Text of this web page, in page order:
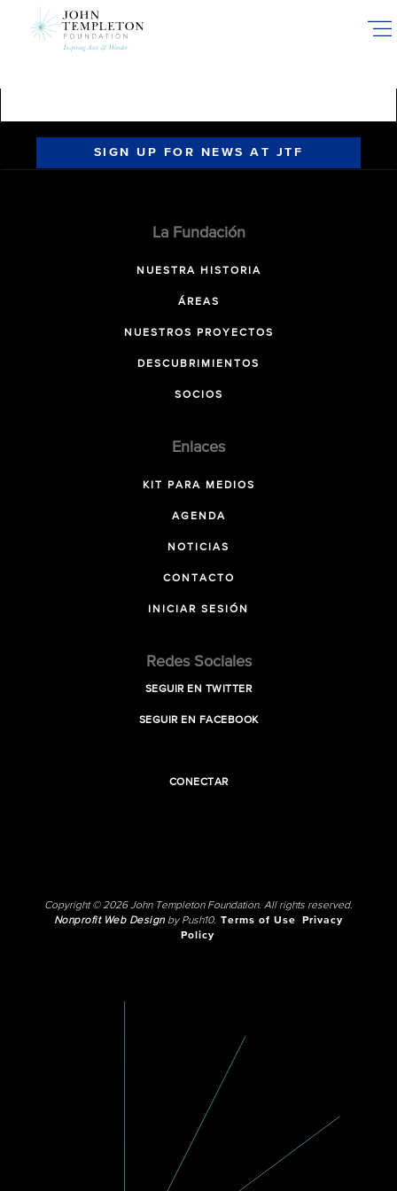
SIGN UP FOR NEWS AT JTF
La Fundación
NUESTRA HISTORIA
ÁREAS
NUESTROS PROYECTOS
DESCUBRIMIENTOS
SOCIOS
Enlaces
KIT PARA MEDIOS
AGENDA
NOTICIAS
CONTACTO
INICIAR SESIÓN
Redes Sociales
SEGUIR EN TWITTER
SEGUIR EN FACEBOOK
CONECTAR
Copyright © 2026 John Templeton Foundation. All rights reserved.
Nonprofit Web Designby Push10. Terms of Use
Privacy
Policy